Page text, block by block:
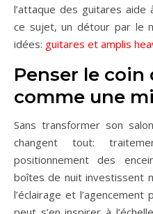
l’attaque des guitares aide
ce sujet, un détour par le
idées: guitares et amplis
Penser le coin
comme une
Sans transformer son
changent tout:
positionnement des
boîtes de nuit investissent
l’éclairage et